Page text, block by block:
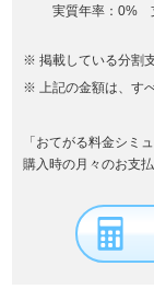
実質年率：0%
掲載している分割
上記の金額は、す
「おてがる料金シミ
購入時の月々のお支